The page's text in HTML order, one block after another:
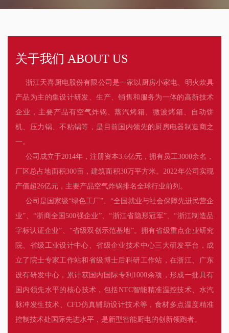
关于我们 ABOUT US
浙江天喜厨电股份有限公司是一家以厨房小家电、明火炊具
产品为主的集设计研发、生产、销售和服务为一体的高新技术
企业，主要产品有空气炸锅、蒸汽烤箱、微波烤箱、自动饼
机、压力锅、不粘锅等，是目前国内领先的厨房电器制造商之
一。
公司成立于2014年，注册资本3.6亿元，拥有员工3000余名，
厂区总占地面积300亩，建筑面积30万平方米。2022年公司实现
产值超26亿元，主要产品空气炸锅排名全球行业前列。
公司是国家级“绿色工厂”、“全国就业与社会保障先进民营企
业”、“浙商全国500强企业”、“浙江省隐形冠军”、“浙江制造品
字标认证企业”、“省级双创示范基地”。拥有省级重点企业研究
院、省级工业设计中心、省级企业技术中心三大研发平台，成
立了院士专家工作站和省级博士后科研工作站，在浙江、广东
设有研发中心，累计获国内国际专利1000余项，形成一批具有
国内领先水平的核心技术，包括NTC智能精准温控技术、水汽
脉冲发生技术、CFD仿真辅助设计技术等，食材多点温度精准
控制技术处国际先进水平，是新型智能厨电的创新领跑者。